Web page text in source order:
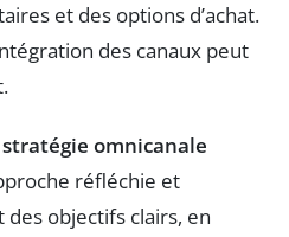
et des options d’achat.
des canaux peut
stratégie omnicanale
réfléchie et
objectifs clairs, en